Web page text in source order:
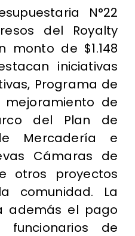
N°22
del Royalty
monto de $1.148
iniciativas
Programa de
de
del Plan de
Mercadería e
Cámaras de
otros proyectos
comunidad. La
además el pago
de